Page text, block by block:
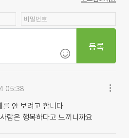
등록
05:38
를 안 보려고 합니다
람은 행복하다고 느끼니까요